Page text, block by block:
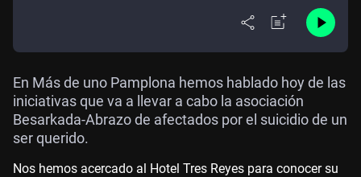
En Más de uno Pamplona hemos hablado hoy de las
iniciativas que va a llevar a cabo la asociación
Besarkada-Abrazo de afectados por el suicidio de un
ser querido.
Nos hemos acercado al Hotel Tres Reyes para conocer su